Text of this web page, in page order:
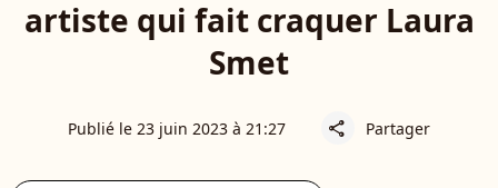
artiste qui fait craquer Laura
Smet
Publié le 23 juin 2023 à 21:27 share Partager